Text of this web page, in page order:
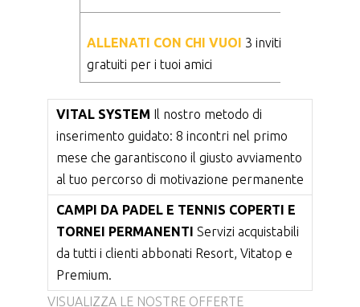
ALLENATI CON CHI VUOI 3 inviti
gratuiti per i tuoi amici
VITAL SYSTEM Il nostro metodo di
inserimento guidato: 8 incontri nel primo
mese che garantiscono il giusto avviamento
al tuo percorso di motivazione permanente
CAMPI DA PADEL E TENNIS COPERTI E
TORNEI PERMANENTI Servizi acquistabili
da tutti i clienti abbonati Resort, Vitatop e
Premium.
VISUALIZZA LE NOSTRE OFFERTE